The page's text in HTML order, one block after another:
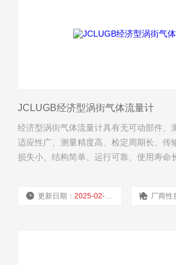
JCLUGB经济型涡街气体流量计
经济型涡街气体流量计具有无可动部件、
适应性广、测量精度高、检定周期长、传
损失小、结构简单、运行可靠、使用寿命
更新日期：2025-02-19 厂商性